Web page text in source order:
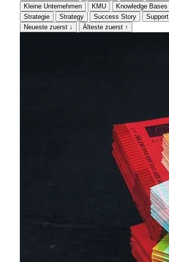
Kleine Unternehmen
KMU Knowledge Bases
Strategie
Strategy Success Story Support
Neueste zuerst ↓ Älteste zuerst ↑